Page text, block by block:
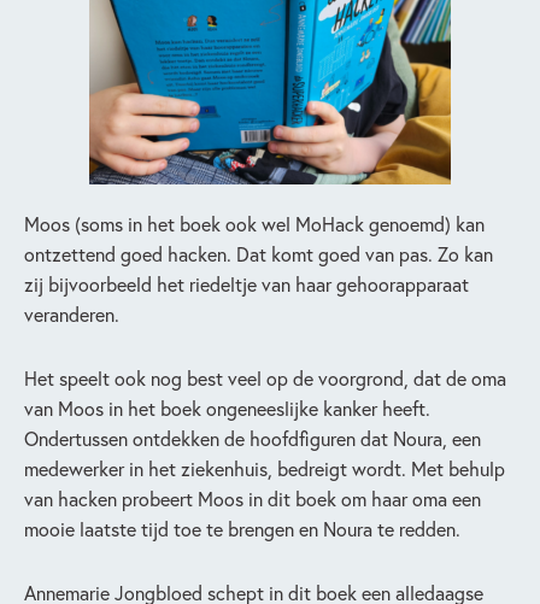
Moos (soms in het boek ook wel MoHack genoemd) kan
ontzettend goed hacken. Dat komt goed van pas. Zo kan
zij bijvoorbeeld het riedeltje van haar gehoorapparaat
veranderen.
Het speelt ook nog best veel op de voorgrond, dat de oma
van Moos in het boek ongeneeslijke kanker heeft.
Ondertussen ontdekken de hoofdfiguren dat Noura, een
medewerker in het ziekenhuis, bedreigt wordt. Met behulp
van hacken probeert Moos in dit boek om haar oma een
mooie laatste tijd toe te brengen en Noura te redden.
Annemarie Jongbloed schept in dit boek een alledaagse